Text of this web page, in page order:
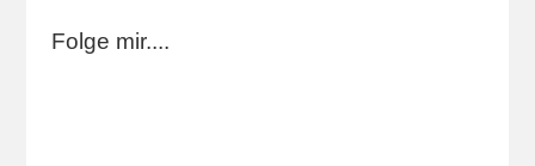
Folge mir....